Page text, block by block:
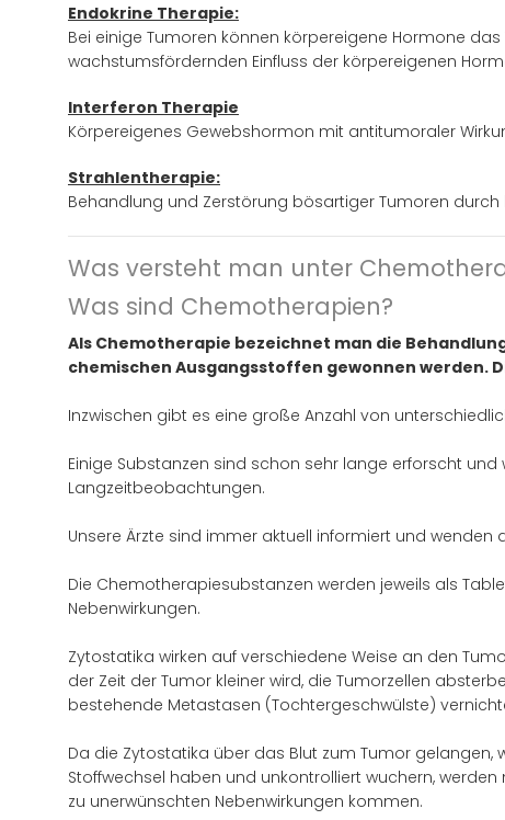
Endokrine Therapie:
Bei einige Tumoren können körpereigene Hormone
wachstumsfördernden Einfluss der körpereigenen
Interferon Therapie
Körpereigenes Gewebshormon mit antitumoraler
Strahlentherapie:
Behandlung und Zerstörung bösartiger Tumoren
Was versteht man unter
Was sind Chemotherapien?
Als Chemotherapie bezeichnet man die
chemischen Ausgangsstoffen gewonnen werden.
Inzwischen gibt es eine große Anzahl von
Einige Substanzen sind schon sehr lange erforscht
Langzeitbeobachtungen.
Unsere Ärzte sind immer aktuell informiert und
Die Chemotherapiesubstanzen werden jeweils als
Nebenwirkungen.
Zytostatika wirken auf verschiedene Weise an den
der Zeit der Tumor kleiner wird, die Tumorzellen
bestehende Metastasen (Tochtergeschwülste)
Da die Zytostatika über das Blut zum Tumor gelangen,
Stoffwechsel haben und unkontrolliert wuchern,
zu unerwünschten Nebenwirkungen kommen.